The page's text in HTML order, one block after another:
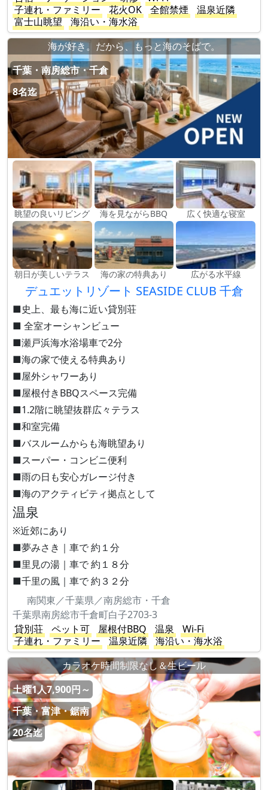
子連れ・ファミリー
花火OK 全館禁煙
温泉近隣
富士山眺望
海沿い・海水浴
海が好き。だから、もっと海のそばで。
千葉・南房総市・千倉
8名迄
眺望の良いリビング 海を見ながらBBQ 広く快適な寝室
朝日が美しいテラス 海の家の特典あり 広がる水平線
デュエットリゾート SEASIDE CLUB 千倉
■史上、最も海に近い貸別荘
■ 全室オーシャンビュー
■瀬戸浜海水浴場車で2分
■海の家で使える特典あり
■屋外シャワーあり
■屋根付きBBQスペース完備
■1.2階に眺望抜群広々テラス
■和室完備
■バスルームからも海眺望あり
■スーパー・コンビニ便利
■雨の日も安心ガレージ付き
■海のアクティビティ拠点として
温泉
※近郊にあり
■夢みさき｜車で 約１分
■里見の湯｜車で 約１８分
■千里の風｜車で 約３２分
南関東／千葉県／南房総市・千倉
千葉県南房総市千倉町白子2703-3
貸別荘
ペット可 屋根付BBQ 温泉
Wi-Fi
子連れ・ファミリー
温泉近隣
海沿い・海水浴
カラオケ時間制限なし＆生ビール
土曜1人7,900円～
千葉・富津・鋸南
20名迄